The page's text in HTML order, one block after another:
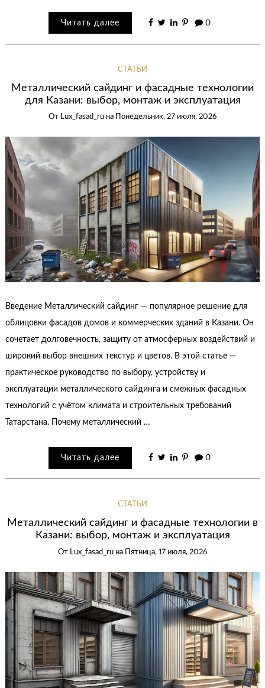
Читать далее 0
СТАТЬИ
Металлический сайдинг и фасадные технологии
для Казани: выбор, монтаж и эксплуатация
От Lux_fasad_ru на Понедельник, 27 июля, 2026
Введение Металлический сайдинг — популярное решение для
облицовки фасадов домов и коммерческих зданий в Казани. Он
сочетает долговечность, защиту от атмосферных воздействий и
широкий выбор внешних текстур и цветов. В этой статье —
практическое руководство по выбору, устройству и
эксплуатации металлического сайдинга и смежных фасадных
технологий с учётом климата и строительных требований
Татарстана. Почему металлический …
Читать далее 0
СТАТЬИ
Металлический сайдинг и фасадные технологии в
Казани: выбор, монтаж и эксплуатация
От Lux_fasad_ru на Пятница, 17 июля, 2026